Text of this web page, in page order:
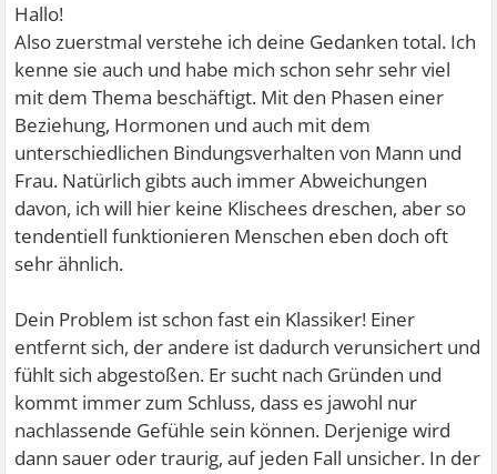
Hallo!
Also zuerstmal verstehe ich deine Gedanken total. Ich
kenne sie auch und habe mich schon sehr sehr viel
mit dem Thema beschäftigt. Mit den Phasen einer
Beziehung, Hormonen und auch mit dem
unterschiedlichen Bindungsverhalten von Mann und
Frau. Natürlich gibts auch immer Abweichungen
davon, ich will hier keine Klischees dreschen, aber so
tendentiell funktionieren Menschen eben doch oft
sehr ähnlich.
Dein Problem ist schon fast ein Klassiker! Einer
entfernt sich, der andere ist dadurch verunsichert und
fühlt sich abgestoßen. Er sucht nach Gründen und
kommt immer zum Schluss, dass es jawohl nur
nachlassende Gefühle sein können. Derjenige wird
dann sauer oder traurig, auf jeden Fall unsicher. In der